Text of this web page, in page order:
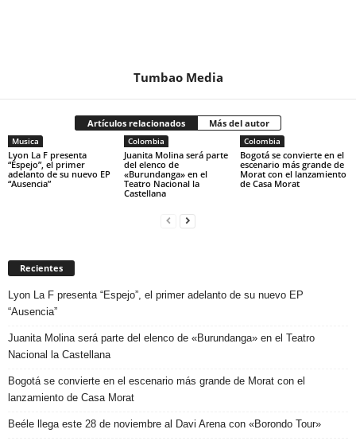
Tumbao Media
Artículos relacionados Más del autor
Musica
Lyon La F presenta
“Espejo”, el primer
adelanto de su nuevo EP
“Ausencia”
Colombia
Juanita Molina será parte
del elenco de
«Burundanga» en el
Teatro Nacional la
Castellana
Colombia
Bogotá se convierte en el
escenario más grande de
Morat con el lanzamiento
de Casa Morat
Recientes
Lyon La F presenta “Espejo”, el primer adelanto de su nuevo EP
“Ausencia”
Juanita Molina será parte del elenco de «Burundanga» en el Teatro
Nacional la Castellana
Bogotá se convierte en el escenario más grande de Morat con el
lanzamiento de Casa Morat
Beéle llega este 28 de noviembre al Davi Arena con «Borondo Tour»